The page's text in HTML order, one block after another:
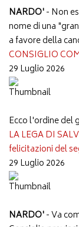
NARDO'- Non
nome di una
a favore della
CONSIGLIO
29 Luglio 2026
Ecco l'ordine del
LA LEGA DI
felicitazioni del
29 Luglio 2026
NARDO'- Va